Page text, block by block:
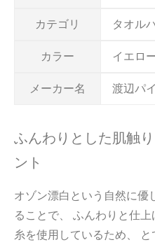
カテゴリ タオル
カラー イエロ
メーカー名 渡辺パ
ふんわりとした肌触
ント
オゾン漂白という自然に優
ることで、 ふんわりと仕
糸を使用しているため、